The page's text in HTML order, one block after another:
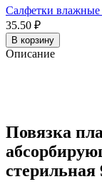
Салфетки
35.50 ₽
В корзину
Описание
Повязка
стерильная